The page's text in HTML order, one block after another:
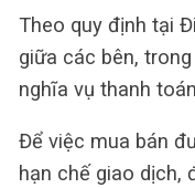
Theo quy định tại
giữa các bên,
nghĩa vụ thanh
Để việc mua bán
hạn chế giao dịch,